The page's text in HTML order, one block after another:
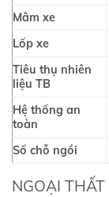
Mâm xe
Lốp xe
Tiêu thụ nhiên
liệu TB
Hệ thống an
toàn
Số chỗ ngồi
NGOẠI THẤT